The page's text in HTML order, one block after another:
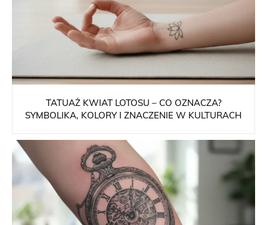
TATUAŻ KWIAT LOTOSU – CO OZNACZA?
SYMBOLIKA, KOLORY I ZNACZENIE W KULTURACH